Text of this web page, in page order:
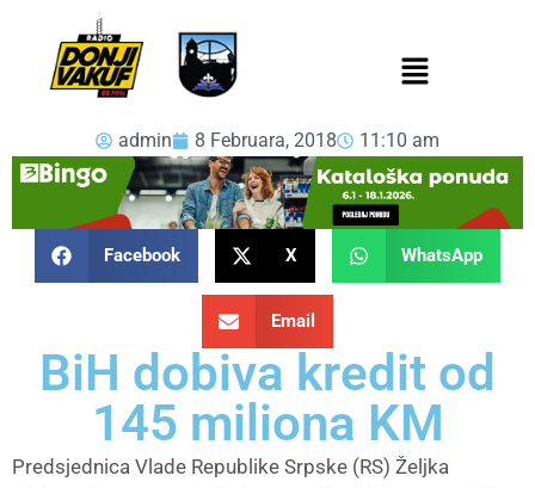
admin 8 Februara, 2018 11:10 am
Facebook X WhatsApp
Email
BiH dobiva kredit od
145 miliona KM
Predsjednica Vlade Republike Srpske (RS) Željka